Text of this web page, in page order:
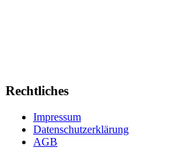
Rechtliches
Impressum
Datenschutzerklärung
AGB